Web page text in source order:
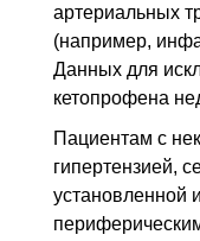
артериальных
(например,
Данных для
кетопрофена
Пациентам с
гипертензией,
установленной